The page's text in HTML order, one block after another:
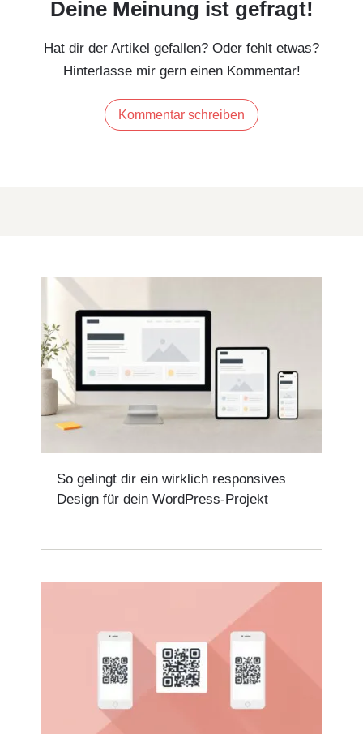
Deine Meinung ist gefragt!
Hat dir der Artikel gefallen? Oder fehlt etwas?
Hinterlasse mir gern einen Kommentar!
Kommentar schreiben
So gelingt dir ein wirklich responsives
Design für dein WordPress-Projekt